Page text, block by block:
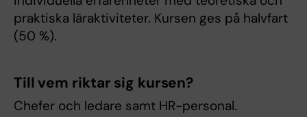
praktiska läraktiviteter. Kursen ges på halvfart
(50 %).
Till vem riktar sig kursen?
Chefer och ledare samt HR-personal.